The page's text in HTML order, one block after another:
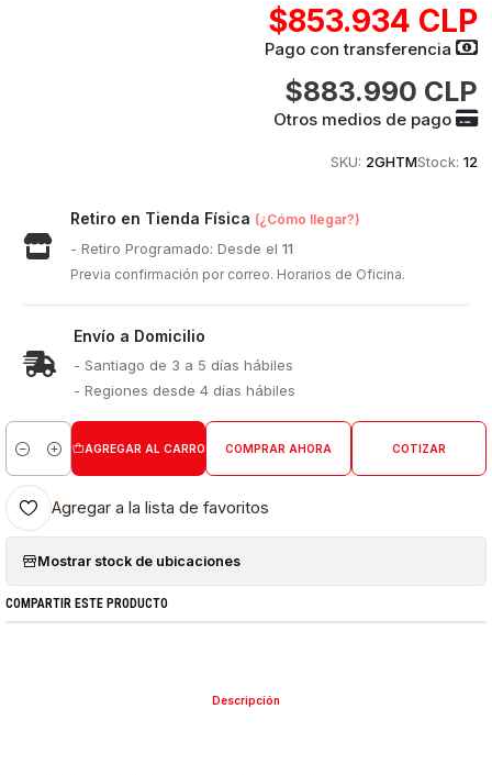
$853.934 CLP
Pago con transferencia
$883.990 CLP
Otros medios de pago
SKU: 2GHTMStock: 12
Retiro en Tienda Física (¿Cómo llegar?)
- Retiro Programado: Desde el11
Previa confirmación por correo. Horarios de Oficina.
Envío a Domicilio
- Santiago de 3 a 5 días hábiles
- Regiones desde 4 días hábiles
Cantidad
AGREGAR AL CARRO COMPRAR AHORA COTIZAR
Agregar a la lista de favoritos
Mostrar stock de ubicaciones
COMPARTIR ESTE PRODUCTO
Descripción